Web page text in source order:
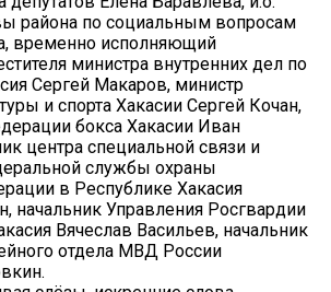
района по социальным вопросам
временно исполняющий
министра внутренних дел по
Сергей Макаров, министр
и спорта Хакасии Сергей Кочан,
бокса Хакасии Иван
центра специальной связи и
службы охраны
в Республике Хакасия
начальник Управления Росгвардии
Вячеслав Васильев, начальник
отдела МВД России